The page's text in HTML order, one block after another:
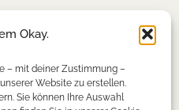
Okay.
– mit deiner Zustimmung –
Website zu erstellen.
Sie können Ihre Auswahl